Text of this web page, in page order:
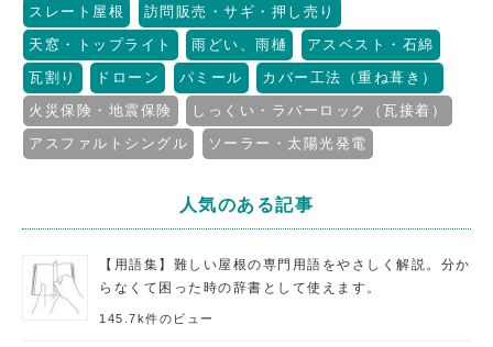
スレート屋根
訪問販売・サギ・押し売り
天窓・トップライト
雨どい、雨樋
アスベスト・石綿
瓦割り
ドローン パミール
カバー工法（重ね葺き）
火災保険・地震保険
しっくい・ラバーロック（瓦接着）
アスファルトシングル
ソーラー・太陽光発電
人気のある記事
【用語集】難しい屋根の専門用語をやさしく解説。分か
らなくて困った時の辞書として使えます。
145.7k件のビュー